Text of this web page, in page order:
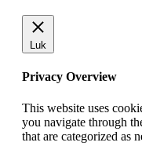
Luk
Privacy Overview
This website uses
you navigate through
that are categorized as